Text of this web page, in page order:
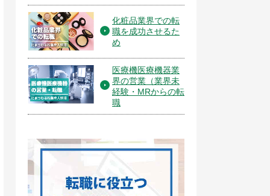
化粧品業界での転
職を成功させるた
め
医療機医療機器業
界の営業（業界未
経験・MRからの転
職